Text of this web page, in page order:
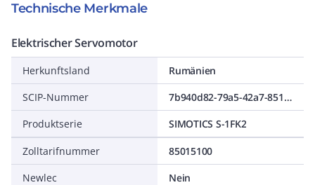
Technische Merkmale
Elektrischer Servomotor
Herkunftsland
Rumänien
SCIP-Nummer
7b940d82-79a5-42a7-8514-a63476788387
Produktserie
SIMOTICS S-1FK2
Zolltarifnummer
85015100
Newlec
Nein